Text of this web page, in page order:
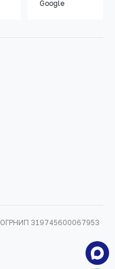
Google
ОГРНИП 319745600067953